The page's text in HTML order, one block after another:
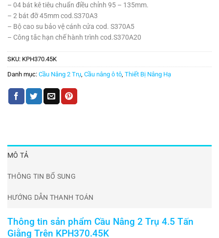
– 04 bát kê tiêu chuẩn điều chỉnh 95 – 135mm.
– 2 bát đỡ 45mm cod.S370A3
– Bộ cao su bảo vệ cánh cửa cod. S370A5
– Công tắc hạn chế hành trình cod.S370A20
SKU: KPH370.45K
Danh mục: Cầu Nâng 2 Trụ Cầu nâng ô tô Thiết Bị Nâng Hạ
MÔ TẢ
THÔNG TIN BỔ SUNG
HƯỚNG DẪN THANH TOÁN
Thông tin sản phẩm Cầu Nâng 2 Trụ 4.5 Tấn
Giằng Trên KPH370.45K